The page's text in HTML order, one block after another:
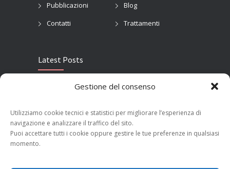
Gestione del consenso
Utilizziamo cookie tecnici e statistici per migliorare l’esperienza di
navigazione e analizzare il traffico del sito.
Puoi accettare tutti i cookie oppure gestire le tue preferenze in qualsiasi
momento.
Pubblicazioni
Blog
Contatti
Trattamenti
Latest Posts
FEBRUARY 25, 2019